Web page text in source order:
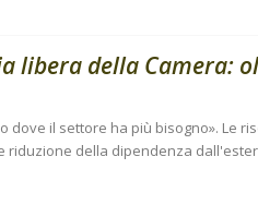
libera della Camera:
dove il settore ha più bisogno». Le
riduzione della dipendenza